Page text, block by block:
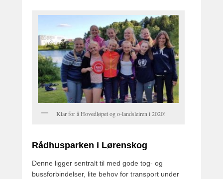
Klar for å Hovedløpet og o-landsleiren i 2020!
Rådhusparken i Lørenskog
Denne ligger sentralt til med gode tog- og
bussforbindelser, lite behov for transport under